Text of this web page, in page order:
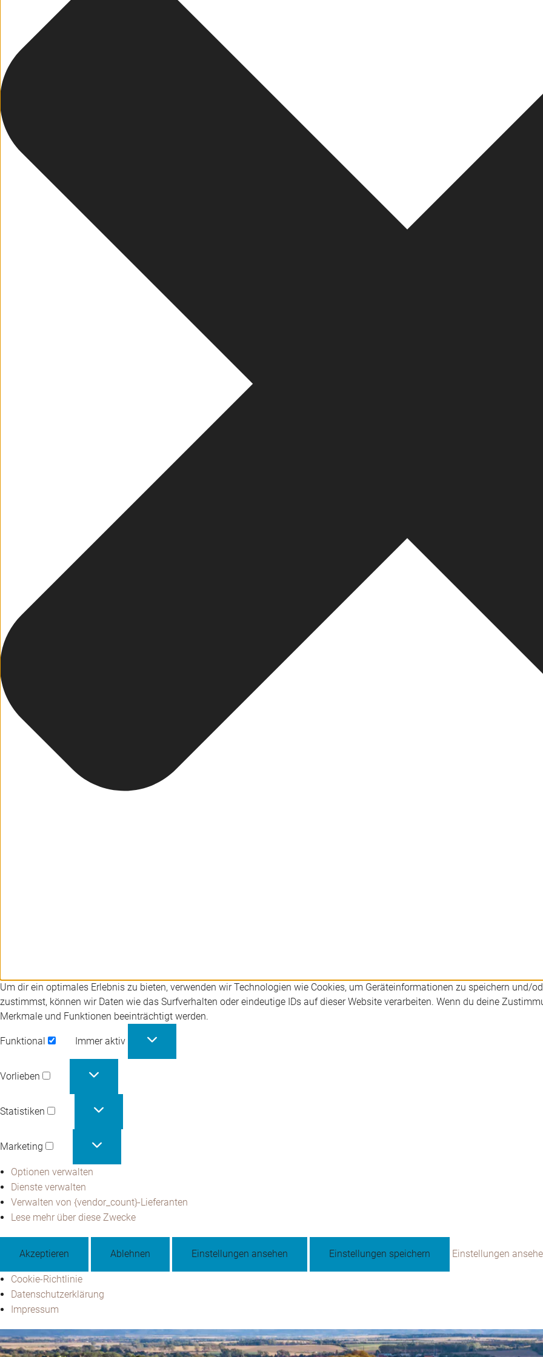
Um dir ein optimales Erlebnis zu bieten, verwenden wir Technologien wie Cookies, um Geräteinformationen zu speichern und/
zustimmst, können wir Daten wie das Surfverhalten oder eindeutige IDs auf dieser Website verarbeiten. Wenn du deine
Merkmale und Funktionen beeinträchtigt werden.
Funktional Immer aktiv
Vorlieben
Statistiken
Marketing
Optionen verwalten
Dienste verwalten
Verwalten von {vendor_count}-Lieferanten
Lese mehr über diese Zwecke
Akzeptieren Ablehnen Einstellungen ansehen Einstellungen speichern Einstellungen
Cookie-Richtlinie
Datenschutzerklärung
Impressum